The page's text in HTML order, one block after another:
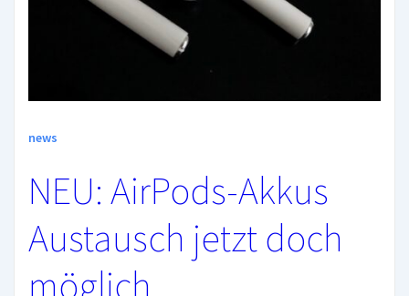
news
NEU: AirPods-Akkus
Austausch jetzt doch
möglich.